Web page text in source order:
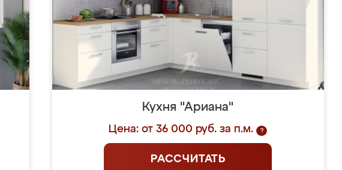
Кухня "Ариана"
Цена: от 36 000 руб. за п.м. ?
РАССЧИТАТЬ